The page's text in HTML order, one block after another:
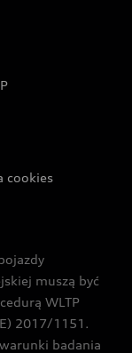
w
cookies
muszą być
WLTP
2017/1151.
badania